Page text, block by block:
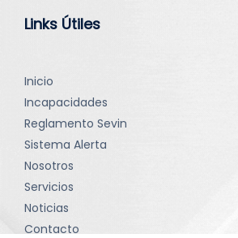
Links Útiles
Inicio
Incapacidades
Reglamento Sevin
Sistema Alerta
Nosotros
Servicios
Noticias
Contacto